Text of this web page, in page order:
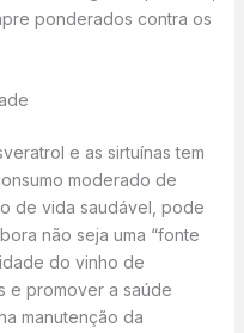
ponderados contra os
e as sirtuínas tem
moderado de
de vida saudável, pode
não seja uma “fonte
do vinho de
e promover a saúde
manutenção da